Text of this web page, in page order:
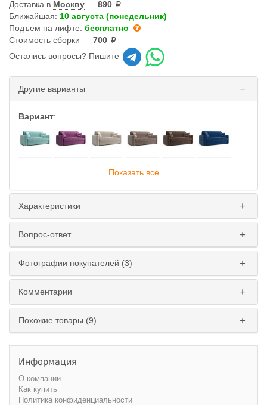
Доставка в Москву — 890
Ближайшая: 10 августа (понедельник)
Подъем на лифте: бесплатно
Стоимость сборки — 700
Остались вопросы? Пишите
Другие варианты
Вариант:
Пружинный блок:
Да Нет
Ширина спального места:
Показать все
Характеристики
Вопрос-ответ
Фотографии покупателей (3)
Комментарии
Похожие товары (9)
Информация
О компании
Как купить
Политика конфиденциальности